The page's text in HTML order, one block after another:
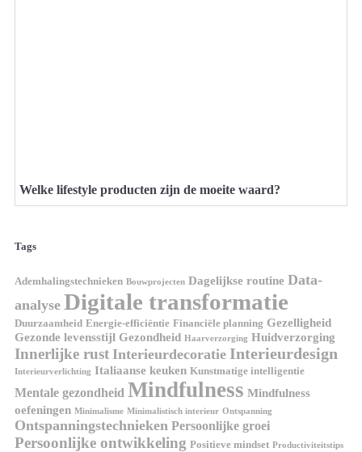
Welke lifestyle producten zijn de moeite waard?
Tags
Ademhalingstechnieken Bouwprojecten Dagelijkse routine Data-
analyse Digitale transformatie
Duurzaamheid Energie-efficiëntie Financiële planning Gezelligheid
Gezonde levensstijl Gezondheid Haarverzorging Huidverzorging
Innerlijke rust Interieurdecoratie Interieurdesign
Interieurverlichting Italiaanse keuken Kunstmatige intelligentie
Mentale gezondheid Mindfulness Mindfulness
oefeningen Minimalisme Minimalistisch interieur Ontspanning
Ontspanningstechnieken Persoonlijke groei
Persoonlijke ontwikkeling Positieve mindset Productiviteitstips